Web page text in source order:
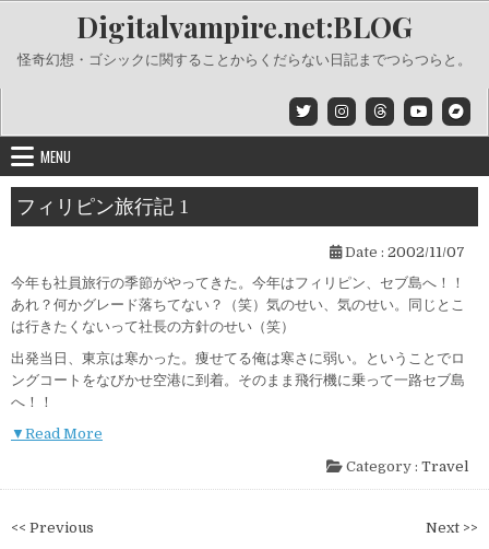
content
Digitalvampire.net:BLOG
怪奇幻想・ゴシックに関することからくだらない日記までつらつらと。
MENU
フィリピン旅行記 1
Date : 2002/11/07
今年も社員旅行の季節がやってきた。今年はフィリピン、セブ島へ！！
あれ？何かグレード落ちてない？（笑）気のせい、気のせい。同じとこ
は行きたくないって社長の方針のせい（笑）
出発当日、東京は寒かった。痩せてる俺は寒さに弱い。ということでロ
ングコートをなびかせ空港に到着。そのまま飛行機に乗って一路セブ島
へ！！
▼Read More
Category : Travel
投
<< Previous Next >>